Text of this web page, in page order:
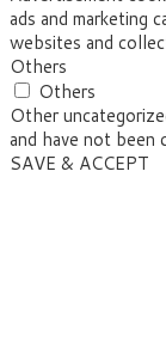
ads and marketing
websites and
Others
Others
Other
and have not been
SAVE & ACCEPT